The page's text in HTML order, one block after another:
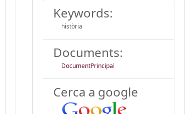
Keywords:
història
Documents:
DocumentPrincipal
Cerca a google